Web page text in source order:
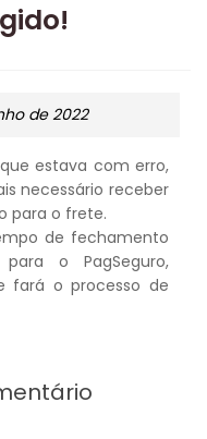
de 2022
estava com erro,
necessário receber
para o frete.
de fechamento
o PagSeguro,
fará o processo de